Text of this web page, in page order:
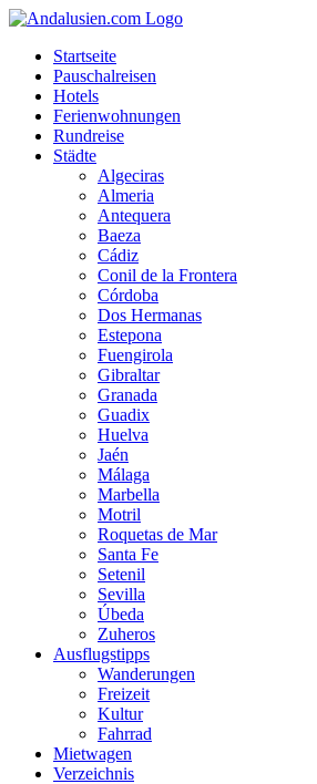
Startseite
Pauschalreisen
Hotels
Ferienwohnungen
Rundreise
Städte
Algeciras
Almeria
Antequera
Baeza
Cádiz
Conil de la Frontera
Córdoba
Dos Hermanas
Estepona
Fuengirola
Gibraltar
Granada
Guadix
Huelva
Jaén
Málaga
Marbella
Motril
Roquetas de Mar
Santa Fe
Setenil
Sevilla
Úbeda
Zuheros
Ausflugstipps
Wanderungen
Freizeit
Kultur
Fahrrad
Mietwagen
Verzeichnis